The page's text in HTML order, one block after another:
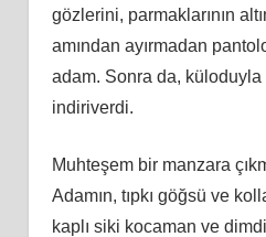
gözlerini, parmaklarının
amından ayırmadan
adam. Sonra da,
indiriverdi.
Muhteşem bir manzara
Adamın, tıpkı göğsü ve
kaplı siki kocaman ve